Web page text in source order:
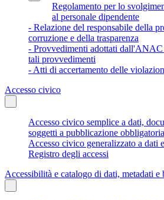
Regolamento per lo
al personale dipendente
- Relazione del responsabile della
corruzione e della trasparenza
- Provvedimenti adottati dall'ANAC
tali provvedimenti
- Atti di accertamento delle
Accesso civico
Accesso civico semplice a dati,
soggetti a pubblicazione obbligatoria
Accesso civico generalizzato a dati
Registro degli accessi
Accessibilità e catalogo di dati, metadati e